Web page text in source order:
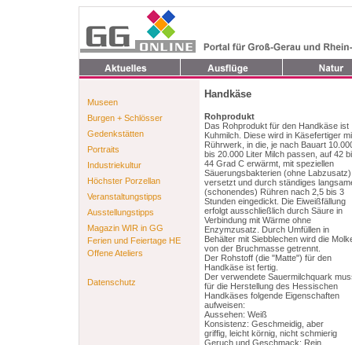
Museen
Burgen + Schlösser
Gedenkstätten
Portraits
Industriekultur
Höchster Porzellan
Veranstaltungstipps
Ausstellungstipps
Magazin WIR in GG
Ferien und Feiertage HE
Offene Ateliers
Datenschutz
Handkäse
Rohprodukt
Das Rohprodukt für den Handkäse ist
Kuhmilch. Diese wird in Käsefertiger
Rührwerk, in die, je nach Bauart
bis 20.000 Liter Milch passen, auf 42
44 Grad C erwärmt, mit speziellen
Säuerungsbakterien (ohne Labzusatz)
versetzt und durch ständiges
(schonendes) Rühren nach 2,5 bis 3
Stunden eingedickt. Die Eiweißfällung
erfolgt ausschließlich durch Säure in
Verbindung mit Wärme ohne
Enzymzusatz. Durch Umfüllen in
Behälter mit Siebblechen wird die
von der Bruchmasse getrennt.
Der Rohstoff (die "Matte") für den
Handkäse ist fertig.
Der verwendete Sauermilchquark
für die Herstellung des Hessischen
Handkäses folgende Eigenschaften
aufweisen:
Aussehen: Weiß
Konsistenz: Geschmeidig, aber
griffig, leicht körnig, nicht schmierig
Geruch und Geschmack: Rein,